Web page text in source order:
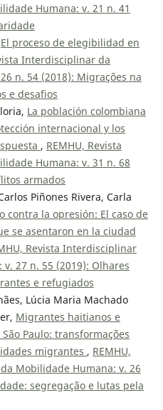
Humana: v. 21 n. 41
El proceso de elegibilidad en
Interdisciplinar da
n. 54 (2018): Migrações na
e desafios
La población colombiana
internacional y los
, REMHU, Revista
Humana: v. 31 n. 68
armados
Piñones Rivera, Carla
contra la opresión: El caso de
se asentaron en la ciudad
Revista Interdisciplinar
27 n. 55 (2019): Olhares
e refugiados
Lúcia Maria Machado
Migrantes haitianos e
Paulo: transformações
migrantes , REMHU,
Mobilidade Humana: v. 26
segregação e lutas pela